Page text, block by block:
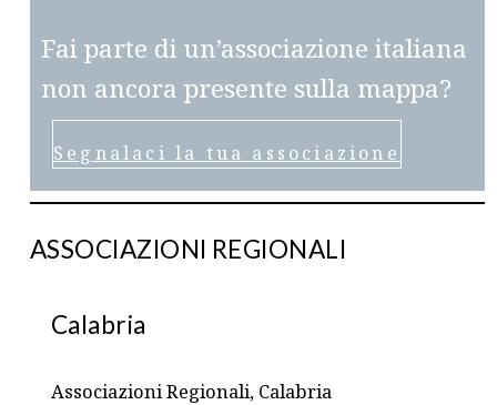
Fai parte di un’associazione italiana
non ancora presente sulla mappa?
Segnalaci la tua associazione
ASSOCIAZIONI REGIONALI
Calabria
Associazioni Regionali, Calabria